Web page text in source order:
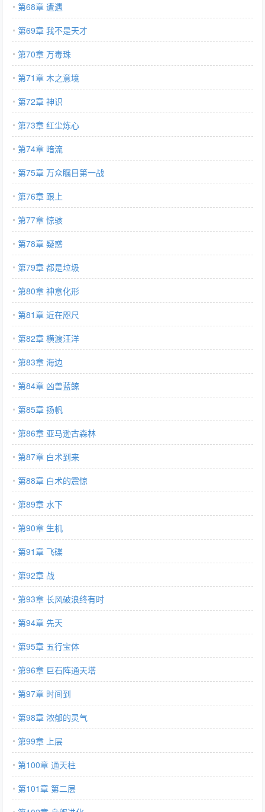
第68章 遭遇
第69章 我不是天才
第70章 万毒珠
第71章 木之意境
第72章 神识
第73章 红尘炼心
第74章 暗流
第75章 万众瞩目第一战
第76章 跟上
第77章 惊骇
第78章 疑惑
第79章 都是垃圾
第80章 神意化形
第81章 近在咫尺
第82章 横渡汪洋
第83章 海边
第84章 凶兽蓝鲸
第85章 扬帆
第86章 亚马逊古森林
第87章 白术到来
第88章 白术的震惊
第89章 水下
第90章 生机
第91章 飞碟
第92章 战
第93章 长风破浪终有时
第94章 先天
第95章 五行宝体
第96章 巨石阵通天塔
第97章 时间到
第98章 浓郁的灵气
第99章 上层
第100章 通天柱
第101章 第二层